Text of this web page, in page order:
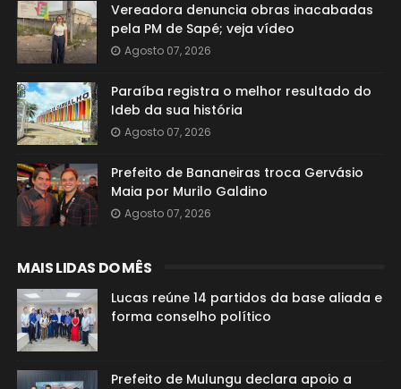
Vereadora denuncia obras inacabadas
pela PM de Sapé; veja vídeo
Agosto 07, 2026
Paraíba registra o melhor resultado do
Ideb da sua história
Agosto 07, 2026
Prefeito de Bananeiras troca Gervásio
Maia por Murilo Galdino
Agosto 07, 2026
MAIS LIDAS DO MÊS
Lucas reúne 14 partidos da base aliada e
forma conselho político
Prefeito de Mulungu declara apoio a